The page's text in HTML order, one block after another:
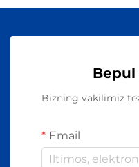
Bizning vakilimiz
Email